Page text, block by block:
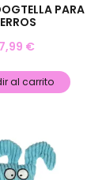
PARA
€
al carrito